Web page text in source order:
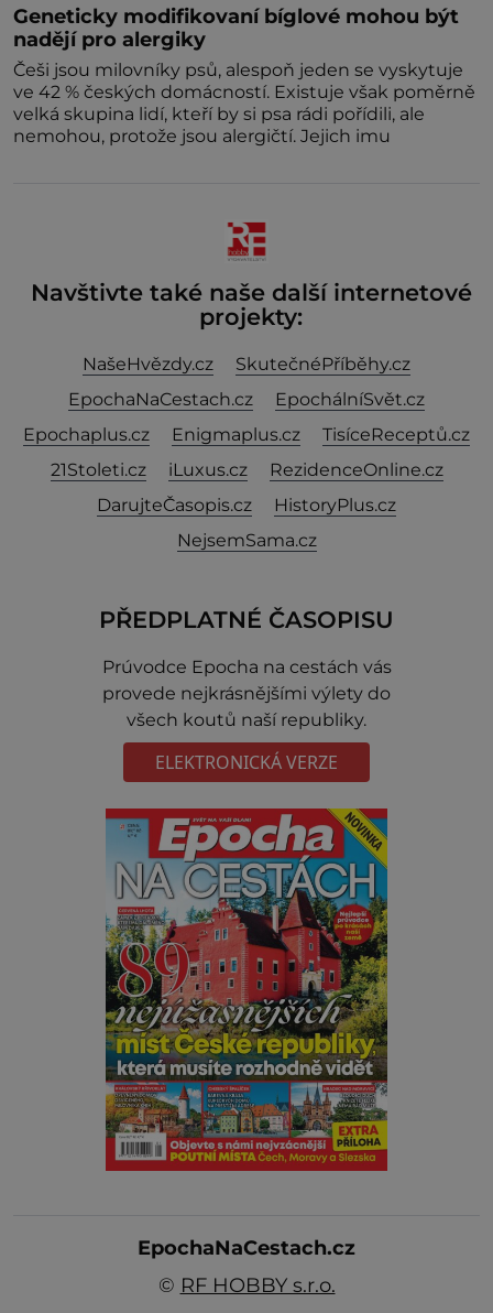
Geneticky modifikovaní bíglové mohou být
nadějí pro alergiky
Češi jsou milovníky psů, alespoň jeden se vyskytuje
ve 42 % českých domácností. Existuje však poměrně
velká skupina lidí, kteří by si psa rádi pořídili, ale
nemohou, protože jsou alergičtí. Jejich imu
Navštivte také naše další internetové
projekty:
NašeHvězdy.cz
SkutečnéPříběhy.cz
EpochaNaCestach.cz
EpochálníSvět.cz
Epochaplus.cz
Enigmaplus.cz
TisíceReceptů.cz
21Stoleti.cz
iLuxus.cz
RezidenceOnline.cz
DarujteČasopis.cz
HistoryPlus.cz
NejsemSama.cz
PŘEDPLATNÉ ČASOPISU
Prúvodce Epocha na cestách vás
provede nejkrásnějšími výlety do
všech koutů naší republiky.
ELEKTRONICKÁ VERZE
EpochaNaCestach.cz
© RF HOBBY s.r.o.